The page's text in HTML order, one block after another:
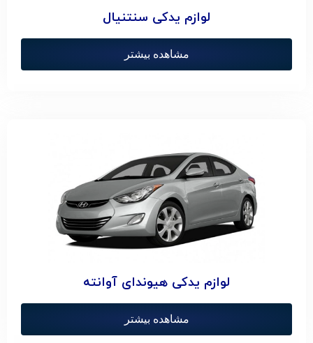
لوازم یدکی سنتنیال
مشاهده بیشتر
لوازم یدکی هیوندای آوانته
مشاهده بیشتر